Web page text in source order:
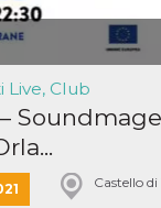
Live, Club
Castello